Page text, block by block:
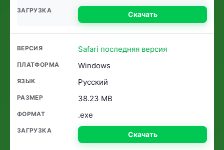
Скачать
Safari последняя версия
Windows
Русский
38.23 MB
.exe
Скачать